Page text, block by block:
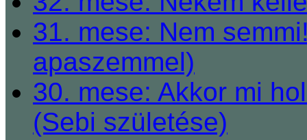
31. mese: Nem
apaszemmel)
30. mese: Akkor mi
(Sebi születése)